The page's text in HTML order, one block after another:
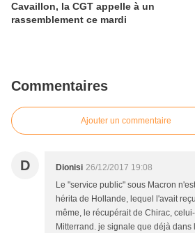
Cavaillon, la CGT appelle à un
rassemblement ce mardi
Commentaires
Ajouter un commentaire
D Dionisi 26/12/2017 19:08
Le "service public" sous Macron
hérita de Hollande, lequel l'avait
même, le récupérait de Chirac,
Mitterrand. je signale que déjà